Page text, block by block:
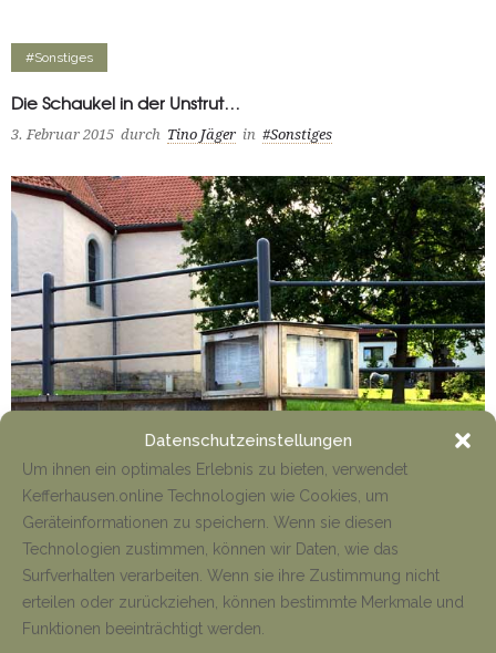
Datenschutzeinstellungen
Um ihnen ein optimales Erlebnis zu bieten, verwendet
Kefferhausen.online Technologien wie Cookies, um
Geräteinformationen zu speichern. Wenn sie diesen
Technologien zustimmen, können wir Daten, wie das
Surfverhalten verarbeiten. Wenn sie ihre Zustimmung nicht
erteilen oder zurückziehen, können bestimmte Merkmale und
Funktionen beeinträchtigt werden.
#Sonstiges
Die Schaukel in der Unstrut…
3. Februar 2015 durch Tino Jäger in #Sonstiges